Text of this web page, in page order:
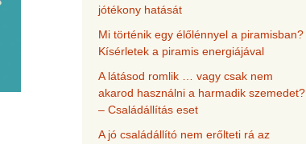
jótékony hatását
Mi történik egy élőlénnyel a piramisban?
Kísérletek a piramis energiájával
A látásod romlik … vagy csak nem
akarod használni a harmadik szemedet?
– Családállítás eset
A jó családállító nem erőlteti rá az